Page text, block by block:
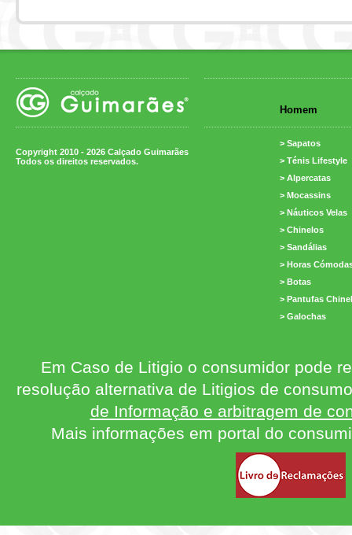
Copyright 2010 - 2026 Calçado Guimarães
Todos os direitos reservados.
Homem
> Sapatos
> Ténis Lifestyle
> Alpercatas
> Mocassins
> Náuticos Velas
> Chinelos
> Sandálias
> Horas
> Botas
> Pantufas
> Galochas
Em Caso de Litigio o consumidor pode
resolução alternativa de Litigios de
de Informação e arbitragem de
Mais informações em portal do